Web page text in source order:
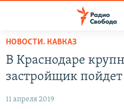
упрощенного
доступа
основному
ПОДКАСТЫ
АВТОРСКИЕ ПРОЕКТЫ
ЦИТАТЫ СВОБОДЫ
НОВОСТИ. КАВКАЗ
В Краснодаре
застройщик пойдет
11 апреля 2019